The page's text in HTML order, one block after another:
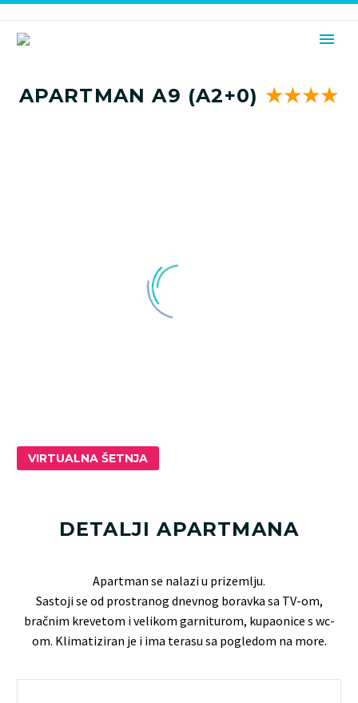
APARTMAN A9 (A2+0) ★★★★
VIRTUALNA ŠETNJA
DETALJI APARTMANA
Apartman se nalazi u prizemlju.
Sastoji se od prostranog dnevnog boravka sa TV-om,
bračnim krevetom i velikom garniturom, kupaonice s wc-
om. Klimatiziran je i ima terasu sa pogledom na more.